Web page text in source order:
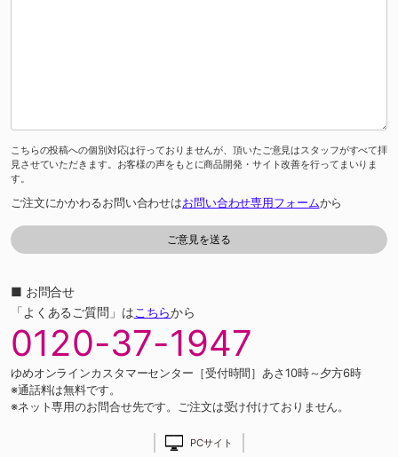
こちらの投稿への個別対応は行っておりませんが、頂いたご意見はスタッフがすべて拝
見させていただきます。お客様の声をもとに商品開発・サイト改善を行ってまいりま
す。
ご注文にかかわるお問い合わせはお問い合わせ専用フォームから
■ お問合せ
「よくあるご質問」はこちらから
0120-37-1947
ゆめオンラインカスタマーセンター［受付時間］あさ10時～夕方6時
※通話料は無料です。
※ネット専用のお問合せ先です。ご注文は受け付けておりません。
PCサイト